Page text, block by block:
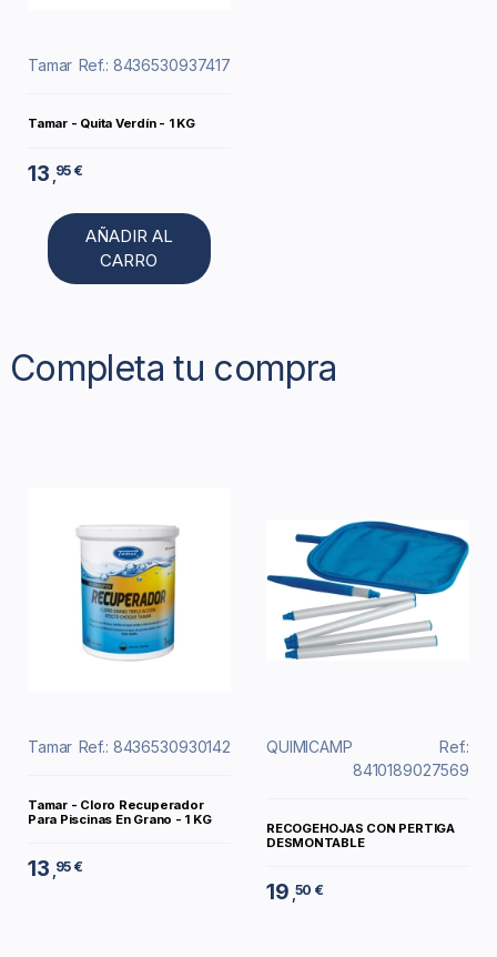
Tamar Ref.: 8436530937417
Tamar - Quita Verdín - 1 KG
13 95 €
AÑADIR AL
CARRO
Completa tu compra
Tamar Ref.: 8436530930142
Tamar - Cloro Recuperador
Para Piscinas En Grano - 1 KG
13 ,95 €
QUIMICAMP
Ref.:
8410189027569
RECOGEHOJAS CON PERTIGA
DESMONTABLE
19 ,50 €